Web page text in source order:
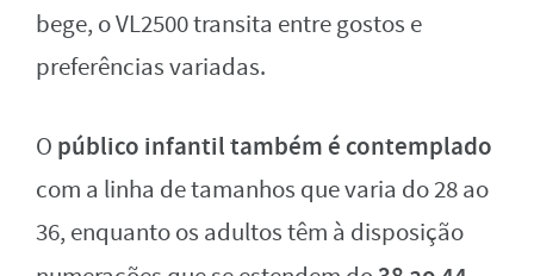
bege, o VL2500 transita entre gostos e
preferências variadas.
O público infantil também é contemplado
com a linha de tamanhos que varia do 28 ao
36, enquanto os adultos têm à disposição